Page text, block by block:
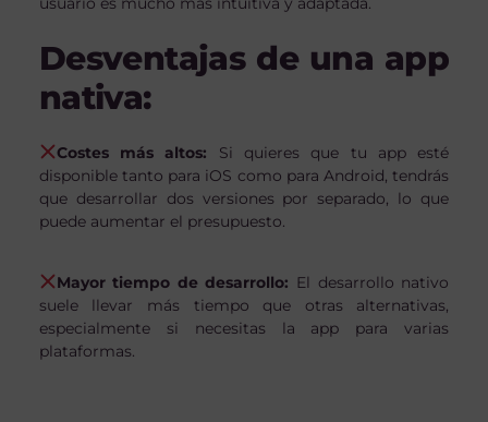
Desventajas de una app
nativa:
Costes más altos: Si quieres que tu app esté
disponible tanto para iOS como para Android, tendrás
que desarrollar dos versiones por separado, lo que
puede aumentar el presupuesto.
Mayor tiempo de desarrollo: El desarrollo nativo
suele llevar más tiempo que otras alternativas,
especialmente si necesitas la app para varias
plataformas.